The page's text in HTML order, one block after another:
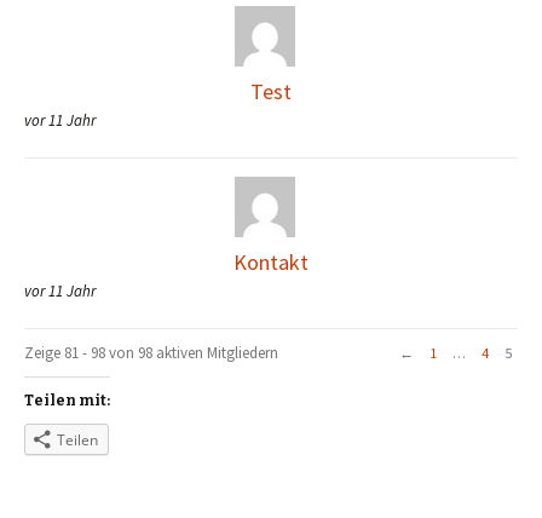
Test
vor 11 Jahr
Kontakt
vor 11 Jahr
Zeige 81 - 98 von 98 aktiven Mitgliedern ← 1 … 4 5
Teilen mit:
Teilen